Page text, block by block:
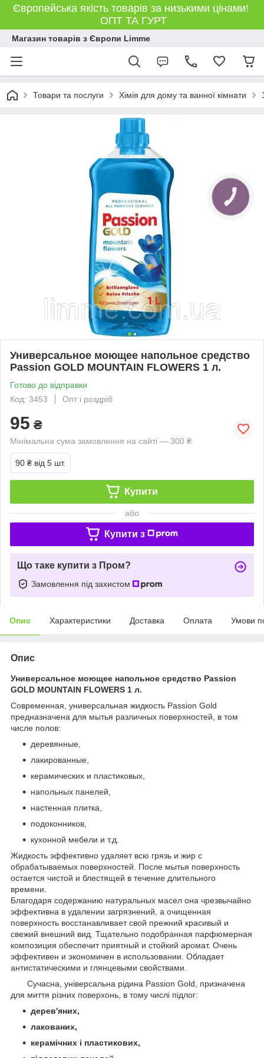
Європейська якість товарів за низькими цінами!
ОПТ ТА ГУРТ
Магазин товарів з Європи Limme
Товари та послуги Хімія для дому та ванної кімнати
Универсальное моющее напольное средство
Passion GOLD MOUNTAIN FLOWERS 1 л.
Готово до відправки
Код: 3453
Опт і роздріб
95 ₴
Мінімальна сума замовлення на сайті — 300 ₴
90 ₴ від 5 шт.
Купити
або
Купити з
Що таке купити з Пром?
Замовлення під захистом
Опис Характеристики Доставка Оплата Умови
Опис
Универсальное моющее напольное средство Passion
GOLD MOUNTAIN FLOWERS 1 л.
Современная, универсальная жидкость Passion Gold
предназначена для мытья различных поверхностей, в том
числе полов:
деревянные,
лакированные,
керамических и пластиковых,
напольных панелей,
настенная плитка,
подоконников,
кухонной мебели и т.д.
Жидкость эффективно удаляет всю грязь и жир с
обрабатываемых поверхностей. После мытья поверхность
остается чистой и блестящей в течение длительного
времени.
Благодаря содержанию натуральных масел она чрезвычайно
эффективна в удалении загрязнений, а очищенная
поверхность восстанавливает свой прежний красивый и
свежий внешний вид. Тщательно подобранная парфюмерная
композиция обеспечит приятный и стойкий аромат. Очень
эффективен и экономичен в использовании. Обладает
антистатическими и глянцевыми свойствами.
Сучасна, універсальна рідина Passion Gold, призначена
для миття різних поверхонь, в тому числі підлог:
дерев'яних,
лакованих,
керамічних і пластикових,
КНОПКА
ЗВ'ЯЗКУ